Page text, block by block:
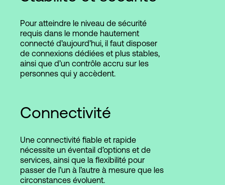
Pour atteindre le niveau de sécurité
requis dans le monde hautement
connecté d’aujourd’hui, il faut disposer
de connexions dédiées et plus stables,
ainsi que d’un contrôle accru sur les
personnes qui y accèdent.
Connectivité
Une connectivité fiable et rapide
nécessite un éventail d’options et de
services, ainsi que la flexibilité pour
passer de l’un à l’autre à mesure que les
circonstances évoluent.